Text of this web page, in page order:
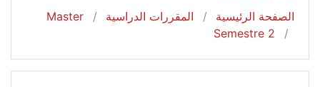
الصفحة الرئيسية المقررات الدراسية
Master
Semestre 2